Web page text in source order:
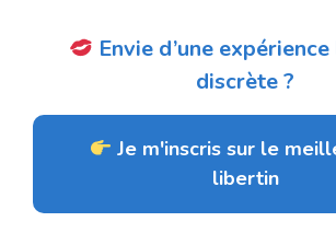
Envie d’une
discrète ?
Je m'inscris sur le
libertin